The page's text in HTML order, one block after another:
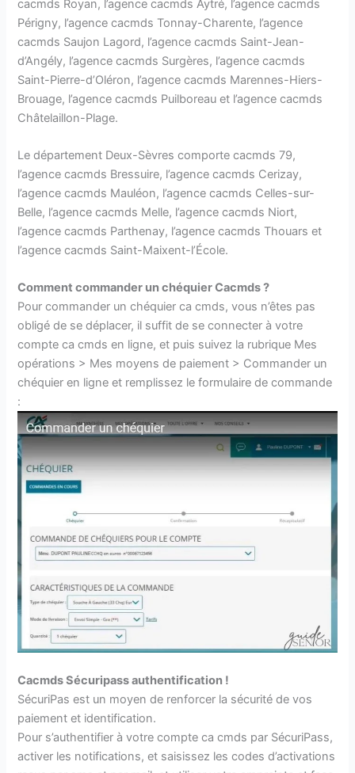
cacmds Royan, l’agence cacmds Aytré, l’agence cacmds
Périgny, l’agence cacmds Tonnay-Charente, l’agence
cacmds Saujon Lagord, l’agence cacmds Saint-Jean-
d’Angély, l’agence cacmds Surgères, l’agence cacmds
Saint-Pierre-d’Oléron, l’agence cacmds Marennes-Hiers-
Brouage, l’agence cacmds Puilboreau et l’agence cacmds
Châtelaillon-Plage.
Le département Deux-Sèvres comporte cacmds 79,
l’agence cacmds Bressuire, l’agence cacmds Cerizay,
l’agence cacmds Mauléon, l’agence cacmds Celles-sur-
Belle, l’agence cacmds Melle, l’agence cacmds Niort,
l’agence cacmds Parthenay, l’agence cacmds Thouars et
l’agence cacmds Saint-Maixent-l’École.
Comment commander un chéquier Cacmds ?
Pour commander un chéquier ca cmds, vous n’êtes pas
obligé de se déplacer, il suffit de se connecter à votre
compte ca cmds en ligne, et puis suivez la rubrique Mes
opérations > Mes moyens de paiement > Commander un
chéquier en ligne et remplissez le formulaire de commande
:
Cacmds Sécuripass authentification !
SécuriPas est un moyen de renforcer la sécurité de vos
paiement et identification.
Pour s’authentifier à votre compte ca cmds par SécuriPass,
activer les notifications, et saisissez les codes d’activations